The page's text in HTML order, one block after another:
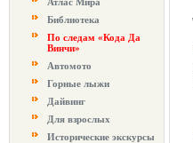
Библиотека
По следам «Кода Да
Винчи»
Автомото
Горные лыжи
Дайвинг
Для взрослых
Исторические экскурсы